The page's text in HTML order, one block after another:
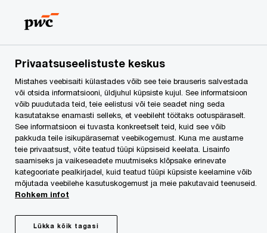
content
footer
PwC Eesti PwC Eesti 2021. aasta
PwC Eesti 2021. aasta
Privaatsuseelistuste keskus
Mistahes veebisaiti külastades võib see teie brauseris salvestada
või otsida informatsiooni, üldjuhul küpsiste kujul. See informatsioon
võib puudutada teid, teie eelistusi või teie seadet ning seda
kasutatakse enamasti selleks, et veebileht töötaks ootuspäraselt.
See informatsioon ei tuvasta konkreetselt teid, kuid see võib
pakkuda teile isikupärasemat veebikogemust. Kuna me austame
teie privaatsust, võite teatud tüüpi küpsiseid keelata. Lisainfo
saamiseks ja vaikeseadete muutmiseks klõpsake erinevate
kategooriate pealkirjadel, kuid teatud tüüpi küpsiste keelamine võib
mõjutada veebilehe kasutuskogemust ja meie pakutavaid teenuseid.
Rohkem infot
Lükka kõik tagasi